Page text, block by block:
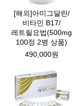
[해외]아미그달린/
비타민 B17/
레트릴요법(500mg
100정 2병 상품)
490,000원